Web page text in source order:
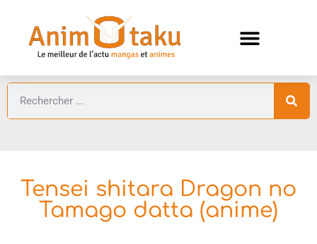
Tensei shitara Dragon no
Tamago datta (anime)